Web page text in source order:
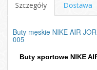
Szczegóły Dostawa
Buty męskie NIKE AIR
005
Buty sportowe NIKE